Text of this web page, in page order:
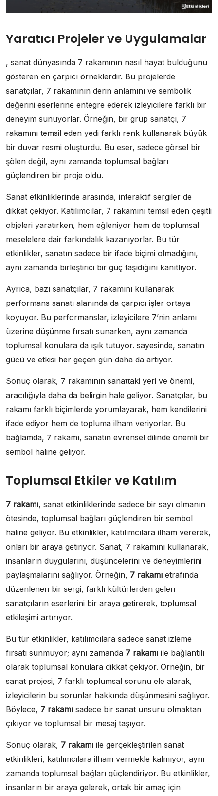
Yaratıcı Projeler ve Uygulamalar
, sanat dünyasında 7 rakamının nasıl hayat bulduğunu
gösteren en çarpıcı örneklerdir. Bu projelerde
sanatçılar, 7 rakamının derin anlamını ve sembolik
değerini eserlerine entegre ederek izleyicilere farklı bir
deneyim sunuyorlar. Örneğin, bir grup sanatçı, 7
rakamını temsil eden yedi farklı renk kullanarak büyük
bir duvar resmi oluşturdu. Bu eser, sadece görsel bir
şölen değil, aynı zamanda toplumsal bağları
güçlendiren bir proje oldu.
Sanat etkinliklerinde arasında, interaktif sergiler de
dikkat çekiyor. Katılımcılar, 7 rakamını temsil eden çeşitli
objeleri yaratırken, hem eğleniyor hem de toplumsal
meselelere dair farkındalık kazanıyorlar. Bu tür
etkinlikler, sanatın sadece bir ifade biçimi olmadığını,
aynı zamanda birleştirici bir güç taşıdığını kanıtlıyor.
Ayrıca, bazı sanatçılar, 7 rakamını kullanarak
performans sanatı alanında da çarpıcı işler ortaya
koyuyor. Bu performanslar, izleyicilere 7’nin anlamı
üzerine düşünme fırsatı sunarken, aynı zamanda
toplumsal konulara da ışık tutuyor. sayesinde, sanatın
gücü ve etkisi her geçen gün daha da artıyor.
Sonuç olarak, 7 rakamının sanattaki yeri ve önemi,
aracılığıyla daha da belirgin hale geliyor. Sanatçılar, bu
rakamı farklı biçimlerde yorumlayarak, hem kendilerini
ifade ediyor hem de topluma ilham veriyorlar. Bu
bağlamda, 7 rakamı, sanatın evrensel dilinde önemli bir
sembol haline geliyor.
Toplumsal Etkiler ve Katılım
7 rakamı, sanat etkinliklerinde sadece bir sayı olmanın
ötesinde, toplumsal bağları güçlendiren bir sembol
haline geliyor. Bu etkinlikler, katılımcılara ilham vererek,
onları bir araya getiriyor. Sanat, 7 rakamını kullanarak,
insanların duygularını, düşüncelerini ve deneyimlerini
paylaşmalarını sağlıyor. Örneğin, 7 rakamı etrafında
düzenlenen bir sergi, farklı kültürlerden gelen
sanatçıların eserlerini bir araya getirerek, toplumsal
etkileşimi artırıyor.
Bu tür etkinlikler, katılımcılara sadece sanat izleme
fırsatı sunmuyor; aynı zamanda 7 rakamı ile bağlantılı
olarak toplumsal konulara dikkat çekiyor. Örneğin, bir
sanat projesi, 7 farklı toplumsal sorunu ele alarak,
izleyicilerin bu sorunlar hakkında düşünmesini sağlıyor.
Böylece, 7 rakamı sadece bir sanat unsuru olmaktan
çıkıyor ve toplumsal bir mesaj taşıyor.
Sonuç olarak, 7 rakamı ile gerçekleştirilen sanat
etkinlikleri, katılımcılara ilham vermekle kalmıyor, aynı
zamanda toplumsal bağları güçlendiriyor. Bu etkinlikler,
insanların bir araya gelerek, ortak bir amaç için